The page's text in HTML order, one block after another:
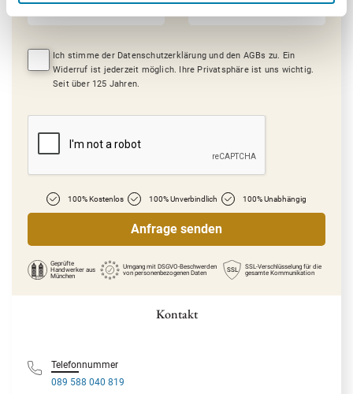
Ich stimme der Datenschutzerklärung und den AGBs zu. Ein
Widerruf ist jederzeit möglich. Ihre Privatsphäre ist uns wichtig.
Seit über 125 Jahren.
100% Kostenlos 100% Unverbindlich 100% Unabhängig
Geprüfte
Handwerker aus
München
Umgang mit DSGVO-Beschwerden
von personenbezogenen Daten
SSL
SSL-Verschlüsselung für die
gesamte Kommunikation
Kontakt
Telefonnummer
089 588 040 819